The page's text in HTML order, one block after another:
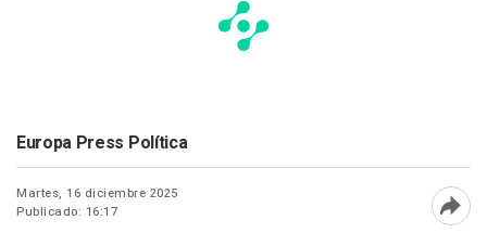
Europa Press Política
Martes, 16 diciembre 2025
Publicado: 16:17